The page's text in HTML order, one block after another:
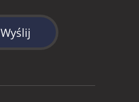
Wyślij